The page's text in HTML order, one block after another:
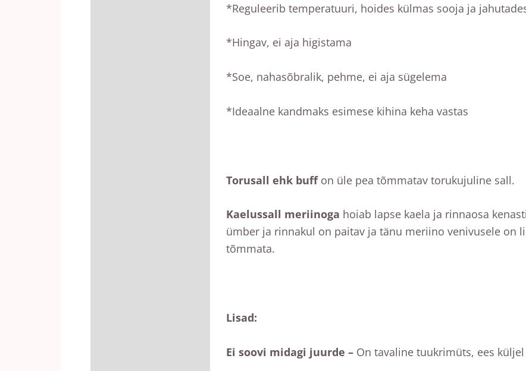
*Reguleerib temperatuuri, hoides külmas sooja ja
*Hingav, ei aja higistama
*Soe, nahasõbralik, pehme, ei aja sügelema
*Ideaalne kandmaks esimese kihina keha vastas
Torusall ehk buff on üle pea tõmmatav torukujuline sall.
Kaelussall meriinoga hoiab lapse kaela ja rinnaosa
ümber ja rinnakul on paitav ja tänu meriino venivusele on
tõmmata.
Lisad:
Ei soovi midagi juurde – On tavaline tuukrimüts, ees